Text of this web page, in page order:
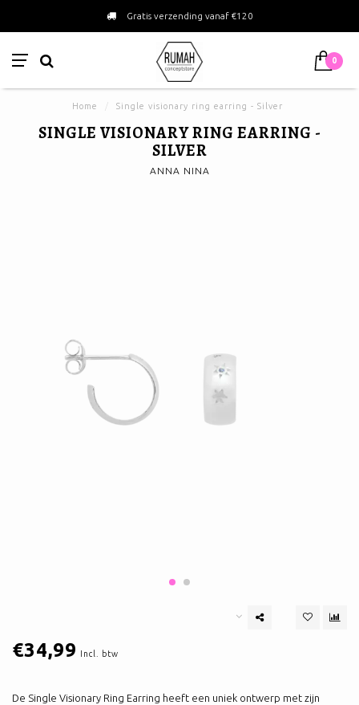
Gratis verzending vanaf €120
0
Home Single visionary ring earring - Silver
SINGLE VISIONARY RING EARRING -
SILVER
ANNA NINA
€34,99 Incl. btw
De Single Visionary Ring Earring heeft een uniek ontwerp met zijn